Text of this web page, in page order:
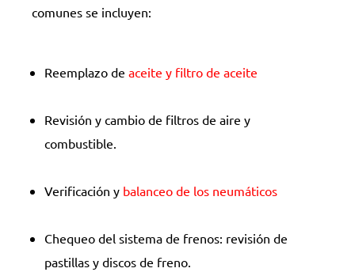
comunes se incluyen:
Reemplazo de aceite y filtro de aceite
Revisión y cambio de filtros de aire y
combustible.
Verificación y balanceo de los neumáticos
Chequeo del sistema de frenos: revisión de
pastillas y discos de freno.